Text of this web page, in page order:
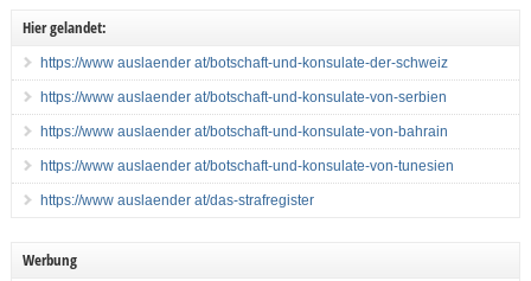
Hier gelandet:
https://www auslaender at/botschaft-und-konsulate-der-schweiz
https://www auslaender at/botschaft-und-konsulate-von-serbien
https://www auslaender at/botschaft-und-konsulate-von-bahrain
https://www auslaender at/botschaft-und-konsulate-von-tunesien
https://www auslaender at/das-strafregister
Werbung